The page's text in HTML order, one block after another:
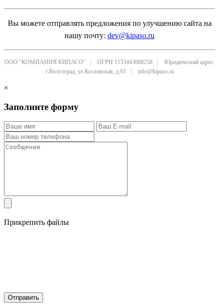
Вы можете отправлять предложения по улучшению сайта на
нашу почту: dev@kipaso.ru
ООО "КОМПАНИЯ КИПАСО" ОГРН 1133443008258
Юридический адрес:
г.Волгоград, ул.Козловская, д.61
info@kipaso.ru
×
Заполните форму
Прикрепить файлы